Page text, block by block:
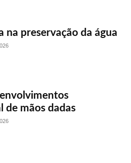
na preservação da água
de mãos dadas